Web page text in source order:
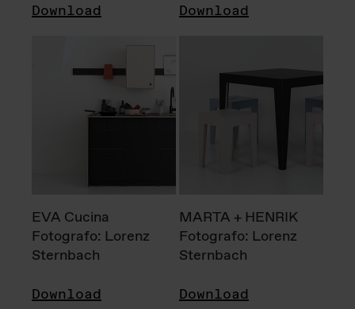
Download Download
EVA Cucina
Fotografo: Lorenz
Sternbach
Download
MARTA + HENRIK
Fotografo: Lorenz
Sternbach
Download